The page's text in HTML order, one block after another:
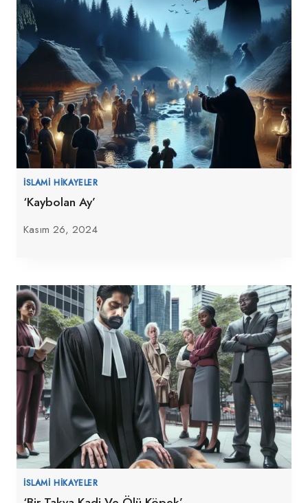
İSLAMI HIKAYELER
‘Kaybolan Ay’
Kasım 26, 2024
İSLAMI HIKAYELER